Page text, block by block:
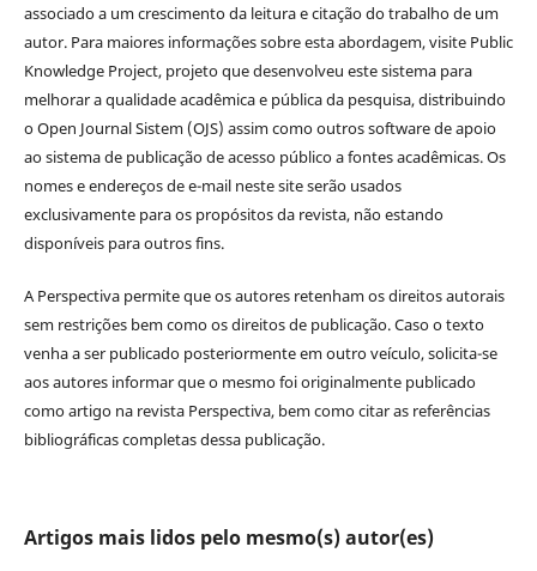
associado a um crescimento da leitura e citação do trabalho de um
autor. Para maiores informações sobre esta abordagem, visite Public
Knowledge Project, projeto que desenvolveu este sistema para
melhorar a qualidade acadêmica e pública da pesquisa, distribuindo
o Open Journal Sistem (OJS) assim como outros software de apoio
ao sistema de publicação de acesso público a fontes acadêmicas. Os
nomes e endereços de e-mail neste site serão usados
exclusivamente para os propósitos da revista, não estando
disponíveis para outros fins.
A Perspectiva permite que os autores retenham os direitos autorais
sem restrições bem como os direitos de publicação. Caso o texto
venha a ser publicado posteriormente em outro veículo, solicita-se
aos autores informar que o mesmo foi originalmente publicado
como artigo na revista Perspectiva, bem como citar as referências
bibliográficas completas dessa publicação.
Artigos mais lidos pelo mesmo(s) autor(es)